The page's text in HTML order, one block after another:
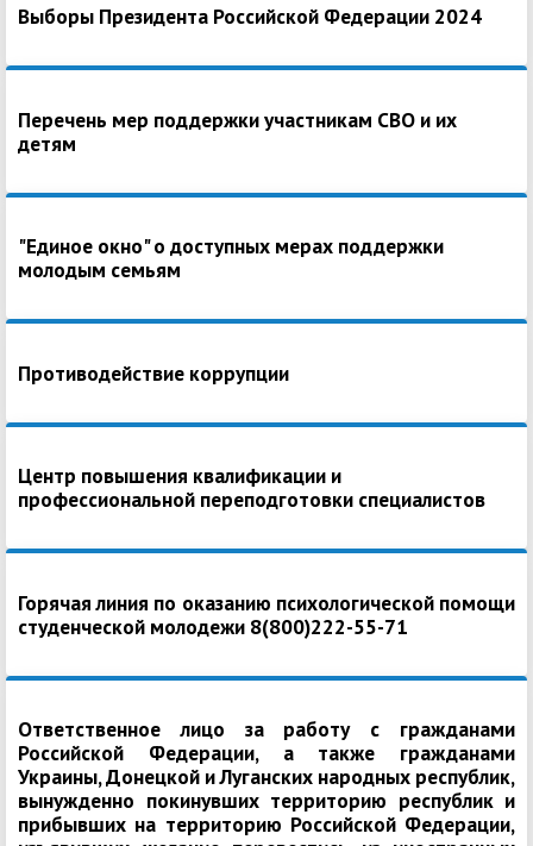
Выборы Президента Российской Федерации 2024
Перечень мер поддержки участникам СВО и их
детям
"Единое окно" о доступных мерах поддержки
молодым семьям
Противодействие коррупции
Центр повышения квалификации и
профессиональной переподготовки специалистов
Горячая линия по оказанию психологической помощи
студенческой молодежи 8(800)222-55-71
Ответственное лицо за работу с гражданами
Российской Федерации, а также гражданами
Украины, Донецкой и Луганских народных республик,
вынужденно покинувших территорию республик и
прибывших на территорию Российской Федерации,